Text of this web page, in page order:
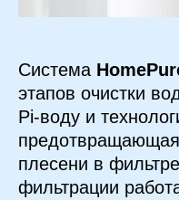
Система
этапов очистки
Pi-воду и
предотвращающая
плесени в
фильтрации